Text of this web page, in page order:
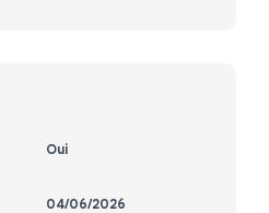
Oui
04/06/2026